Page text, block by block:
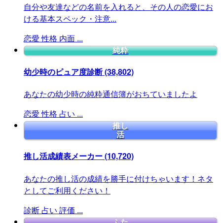
自分や友達などの名前を入れると、その人の恋愛にお
ける基本スペック・注意...
恋愛 性格 内面 ...
純粋
幼少時のピュア度診断(38,802)
あなたの幼少時の純粋通信簿がおちていましたよ
恋愛 性格 占い ...
推し
活
推し活成績表メーカー(10,720)
あなたの推し活の成績を勝手に付けちゃいます！ネタ
としてご利用ください！
診断 占い 評価 ...